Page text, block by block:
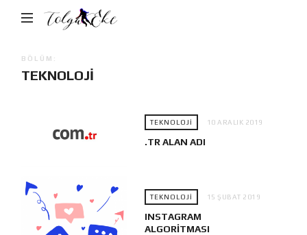
BÖLÜM:
TEKNOLOJI
TEKNOLOJI 10 ARALIK 2019
.TR ALAN ADI
TEKNOLOJI 15 ŞUBAT 2019
INSTAGRAM
ALGORITMASI